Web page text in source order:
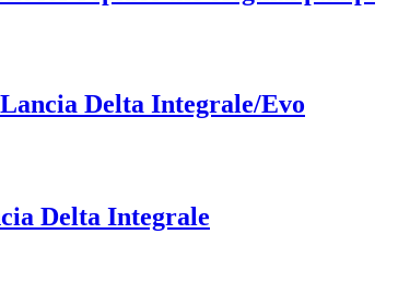
Delta Integrale/Evo
Delta Integrale